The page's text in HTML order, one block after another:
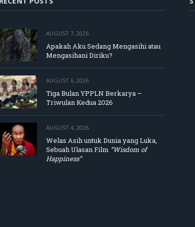
AUGUST 7, 2026
Apakah Aku Sedang Mengasihi atau
Mengasihani Diriku?
AUGUST 6, 2026
Tiga Bulan YPPLN Berkarya –
Triwulan Kedua 2026
AUGUST 4, 2026
Welas Asih untuk Dunia yang Luka,
Sebuah Ulasan Film “Wisdom of
Happiness”